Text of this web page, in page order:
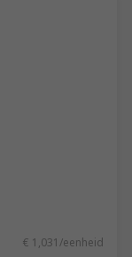
€ 1,031/eenheid